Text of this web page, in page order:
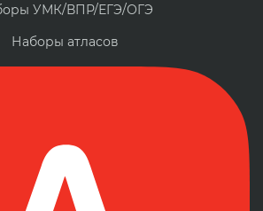
УМК/ВПР/ЕГЭ/ОГЭ
Наборы атласов